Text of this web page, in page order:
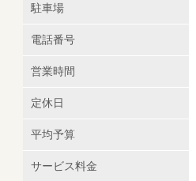
駐車場
電話番号
営業時間
定休日
平均予算
サービス料金